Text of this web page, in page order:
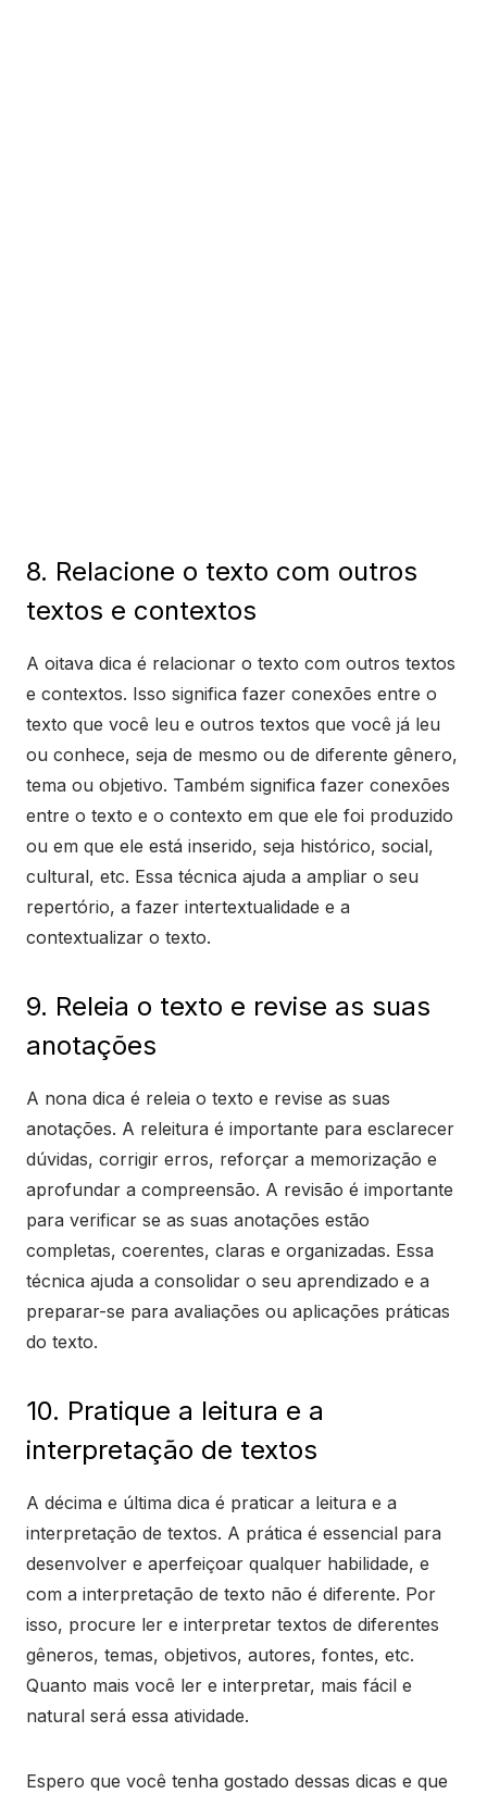
8. Relacione o texto com outros
textos e contextos
A oitava dica é relacionar o texto com outros textos
e contextos. Isso significa fazer conexões entre o
texto que você leu e outros textos que você já leu
ou conhece, seja de mesmo ou de diferente gênero,
tema ou objetivo. Também significa fazer conexões
entre o texto e o contexto em que ele foi produzido
ou em que ele está inserido, seja histórico, social,
cultural, etc. Essa técnica ajuda a ampliar o seu
repertório, a fazer intertextualidade e a
contextualizar o texto.
9. Releia o texto e revise as suas
anotações
A nona dica é releia o texto e revise as suas
anotações. A releitura é importante para esclarecer
dúvidas, corrigir erros, reforçar a memorização e
aprofundar a compreensão. A revisão é importante
para verificar se as suas anotações estão
completas, coerentes, claras e organizadas. Essa
técnica ajuda a consolidar o seu aprendizado e a
preparar-se para avaliações ou aplicações práticas
do texto.
10. Pratique a leitura e a
interpretação de textos
A décima e última dica é praticar a leitura e a
interpretação de textos. A prática é essencial para
desenvolver e aperfeiçoar qualquer habilidade, e
com a interpretação de texto não é diferente. Por
isso, procure ler e interpretar textos de diferentes
gêneros, temas, objetivos, autores, fontes, etc.
Quanto mais você ler e interpretar, mais fácil e
natural será essa atividade.
Espero que você tenha gostado dessas dicas e que